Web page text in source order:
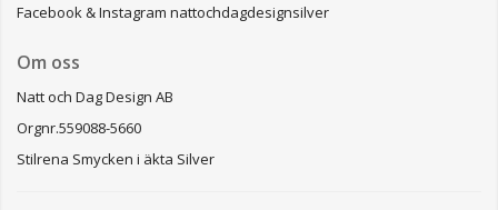
Facebook & Instagram nattochdagdesignsilver
Om oss
Natt och Dag Design AB
Orgnr.559088-5660
Stilrena Smycken i äkta Silver